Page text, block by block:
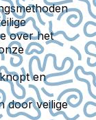
over het
en
door veilige